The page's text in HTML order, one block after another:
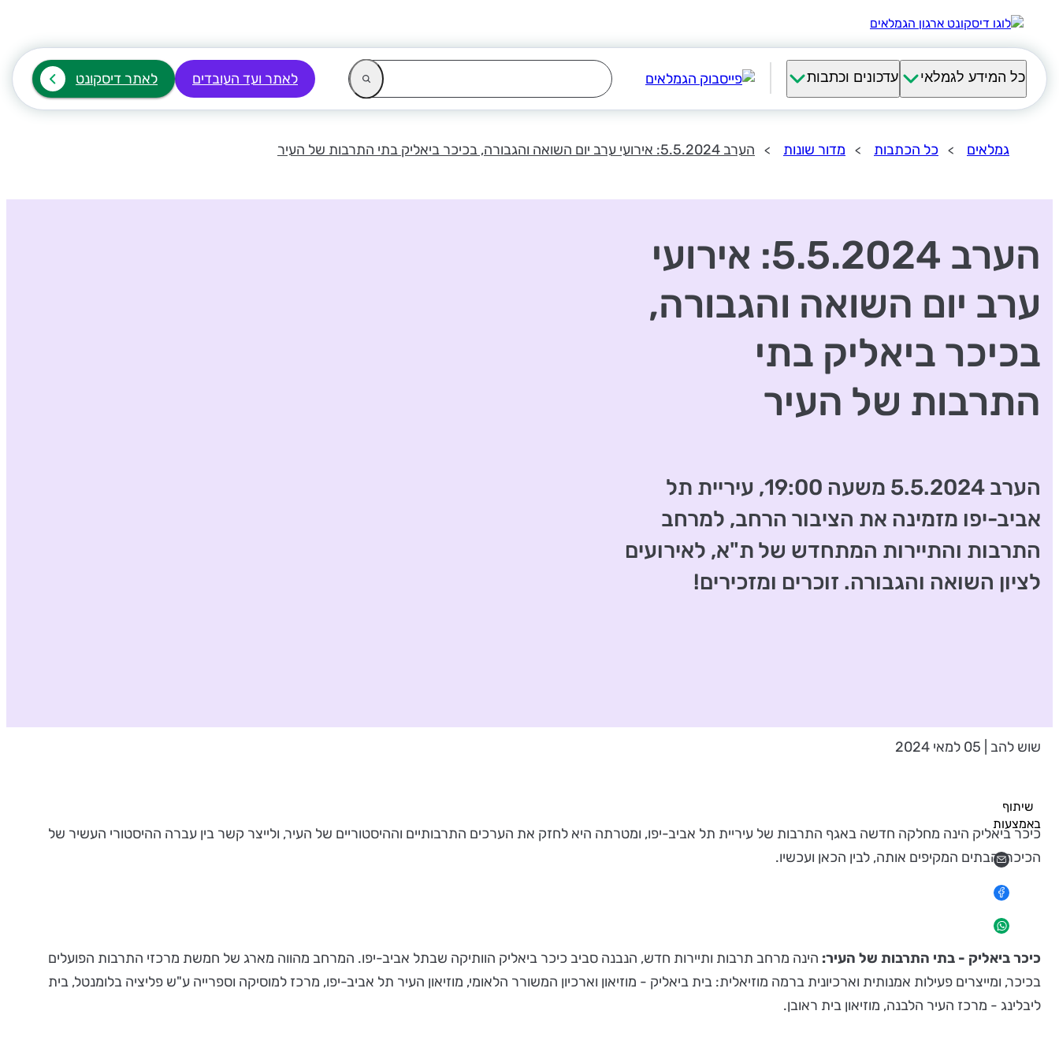
כל המידע לגמלאי עדכונים וכתבות לאתר ועד העובדים לאתר דיסקונט
גמלאים כל הכתבות מדור שונות הערב 5.5.2024: אירועי ערב יום השואה והגבורה, בכיכר ביאליק בתי התרבות של העיר
הערב 5.5.2024: אירועי
ערב יום השואה והגבורה,
בכיכר ביאליק בתי
התרבות של העיר
הערב 5.5.2024 משעה 19:00, עיריית תל
אביב-יפו מזמינה את הציבור הרחב, למרחב
התרבות והתיירות המתחדש של ת"א, לאירועים
לציון השואה והגבורה. זוכרים ומזכירים!
שוש להב | 05 למאי 2024
כיכר ביאליק הינה מחלקה חדשה באגף התרבות של עיריית תל אביב-יפו, ומטרתה היא לחזק את הערכים התרבותיים וההיסטוריים של העיר, ולייצר קשר בין עברה ההיסטורי העשיר של
הכיכר והבתים המקיפים אותה, לבין הכאן ועכשיו.
כיכר ביאליק - בתי התרבות של העיר: הינה מרחב תרבות ותיירות חדש, הנבנה סביב כיכר ביאליק הוותיקה שבתל אביב-יפו. המרחב מהווה מארג של חמשת מרכזי התרבות הפועלים
בכיכר, ומייצרים פעילות אמנותית וארכיונית ברמה מוזיאלית: בית ביאליק - מוזיאון וארכיון המשורר הלאומי, מוזיאון העיר תל אביב-יפו, מרכז למוסיקה וספרייה ע"ש פליציה בלומנטל, בית
ליבלינג - מרכז העיר הלבנה, מוזיאון בית ראובן.
שיתוף
באמצעות